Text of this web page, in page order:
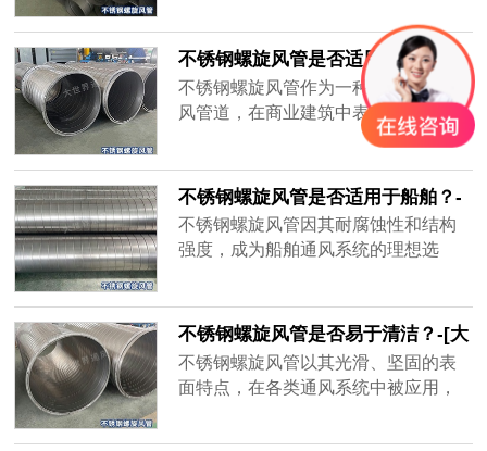
锈钢螺旋风管表现优异，但为了确保
其长期运行，定期维护仍是需要的。
不锈钢螺旋风管是否适用于商业建
筑？-[大世界]
不锈钢螺旋风管作为一种高性能的通
风管道，在商业建筑中表现出色，尤
其适用于对通风系统有着高要求的现
不锈钢螺旋风管是否适用于船舶？-
[大世界]
不锈钢螺旋风管因其耐腐蚀性和结构
强度，成为船舶通风系统的理想选
环境的挑战而设计，能够在高盐度、
高湿度的环境中长期保持优异性能，
确保船舶内部空气流通顺畅。
不锈钢螺旋风管是否易于清洁？-[大
世界]
不锈钢螺旋风管以其光滑、坚固的表
面特点，在各类通风系统中被应用，